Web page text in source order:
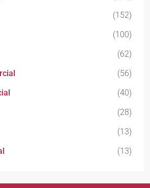
(152)
(100)
(62)
(56)
(40)
(28)
(13)
(13)